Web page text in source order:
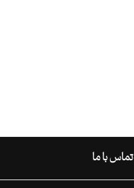
تماس با ما